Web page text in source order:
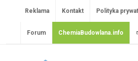
Reklama Kontakt Polityka
Forum ChemiaBudowlana.info